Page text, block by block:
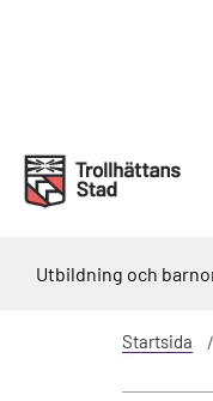
Utbildning och
Startsida